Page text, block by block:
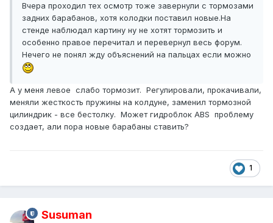
Вчера проходил тех осмотр тоже завернули с тормозами
задних барабанов, хотя колодки поставил новые.На
стенде наблюдал картину ну не хотят тормозить и
особенно правое перечитал и перевернул весь форум.
Нечего не понял жду объяснений на пальцах если можно
А у меня левое слабо тормозит. Регулировали, прокачивали,
меняли жесткость пружины на колдуне, заменил тормозной
цилиндрик - все бестолку. Может гидроблок АВS проблему
создает, али пора новые барабаны ставить?
1
Susuman